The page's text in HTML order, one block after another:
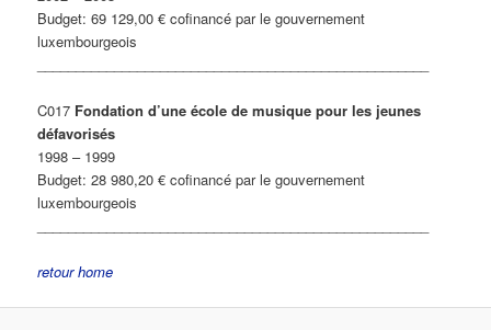
Budget: 69 129,00 € cofinancé par le gouvernement
luxembourgeois
C017 Fondation d’une école de musique pour les jeunes
défavorisés
1998 – 1999
Budget: 28 980,20 € cofinancé par le gouvernement
luxembourgeois
retour home